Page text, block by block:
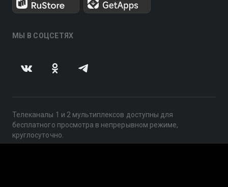
МЫ В СОЦСЕТЯХ
Телеканалы 1 и 2 мультиплексов доступны для
бесплатного просмотра в непрерывном режиме,
круглосуточно.